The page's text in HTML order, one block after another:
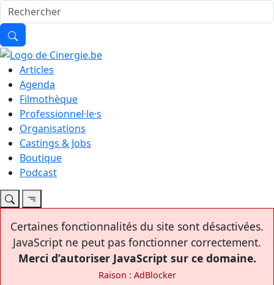
Articles
Agenda
Filmothèque
Professionnel·le·s
Organisations
Castings & Jobs
Boutique
Podcast
Certaines fonctionnalités du site sont désactivées.
JavaScript ne peut pas fonctionner correctement.
Merci d’autoriser JavaScript sur ce domaine.
Raison : AdBlocker